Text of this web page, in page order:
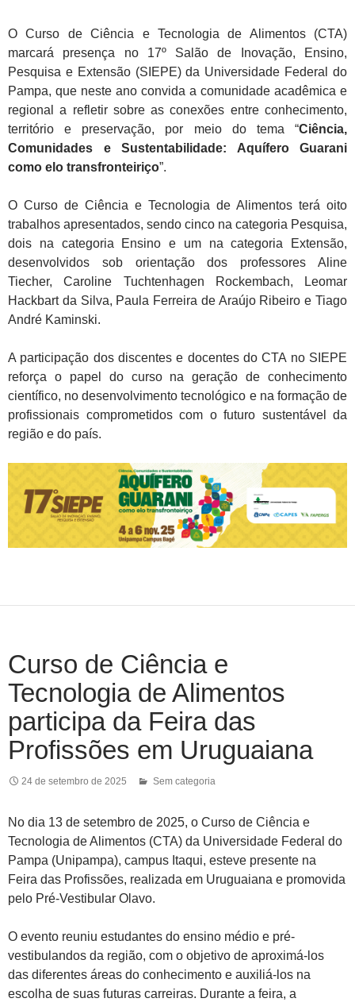
O Curso de Ciência e Tecnologia de Alimentos (CTA)
marcará presença no 17º Salão de Inovação, Ensino,
Pesquisa e Extensão (SIEPE) da Universidade Federal do
Pampa, que neste ano convida a comunidade acadêmica e
regional a refletir sobre as conexões entre conhecimento,
território e preservação, por meio do tema “Ciência,
Comunidades e Sustentabilidade: Aquífero Guarani
como elo transfronteiriço”.
O Curso de Ciência e Tecnologia de Alimentos terá oito
trabalhos apresentados, sendo cinco na categoria Pesquisa,
dois na categoria Ensino e um na categoria Extensão,
desenvolvidos sob orientação dos professores Aline
Tiecher, Caroline Tuchtenhagen Rockembach, Leomar
Hackbart da Silva, Paula Ferreira de Araújo Ribeiro e Tiago
André Kaminski.
A participação dos discentes e docentes do CTA no SIEPE
reforça o papel do curso na geração de conhecimento
científico, no desenvolvimento tecnológico e na formação de
profissionais comprometidos com o futuro sustentável da
região e do país.
Curso de Ciência e
Tecnologia de Alimentos
participa da Feira das
Profissões em Uruguaiana
24 de setembro de 2025 Sem categoria
No dia 13 de setembro de 2025, o Curso de Ciência e
Tecnologia de Alimentos (CTA) da Universidade Federal do
Pampa (Unipampa), campus Itaqui, esteve presente na
Feira das Profissões, realizada em Uruguaiana e promovida
pelo Pré-Vestibular Olavo.
O evento reuniu estudantes do ensino médio e pré-
vestibulandos da região, com o objetivo de aproximá-los
das diferentes áreas do conhecimento e auxiliá-los na
escolha de suas futuras carreiras. Durante a feira, a